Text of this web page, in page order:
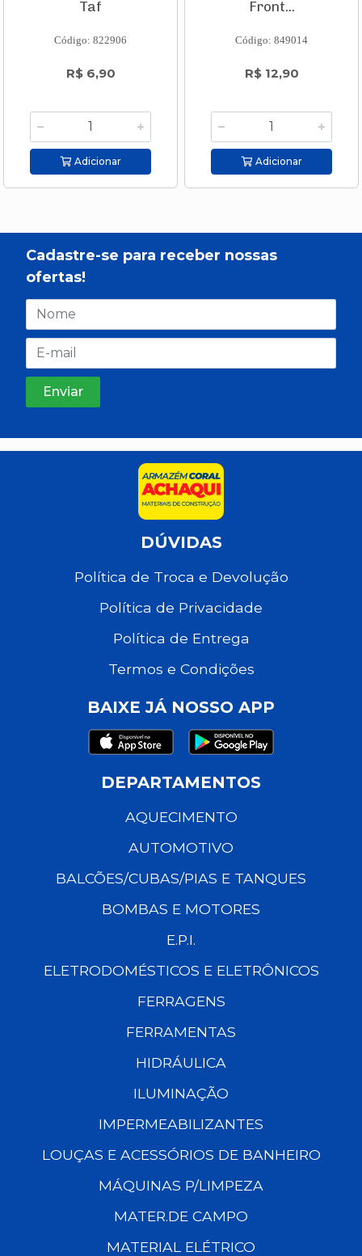
Taf
Código: 822906
R$ 6,90
Adicionar
Front...
Código: 849014
R$ 12,90
Adicionar
Cadastre-se para receber nossas
ofertas!
DÚVIDAS
Política de Troca e Devolução
Política de Privacidade
Política de Entrega
Termos e Condições
BAIXE JÁ NOSSO APP
DEPARTAMENTOS
AQUECIMENTO
AUTOMOTIVO
BALCÕES/CUBAS/PIAS E TANQUES
BOMBAS E MOTORES
E.P.I.
ELETRODOMÉSTICOS E ELETRÔNICOS
FERRAGENS
FERRAMENTAS
HIDRÁULICA
ILUMINAÇÃO
IMPERMEABILIZANTES
LOUÇAS E ACESSÓRIOS DE BANHEIRO
MÁQUINAS P/LIMPEZA
MATER.DE CAMPO
MATERIAL ELÉTRICO